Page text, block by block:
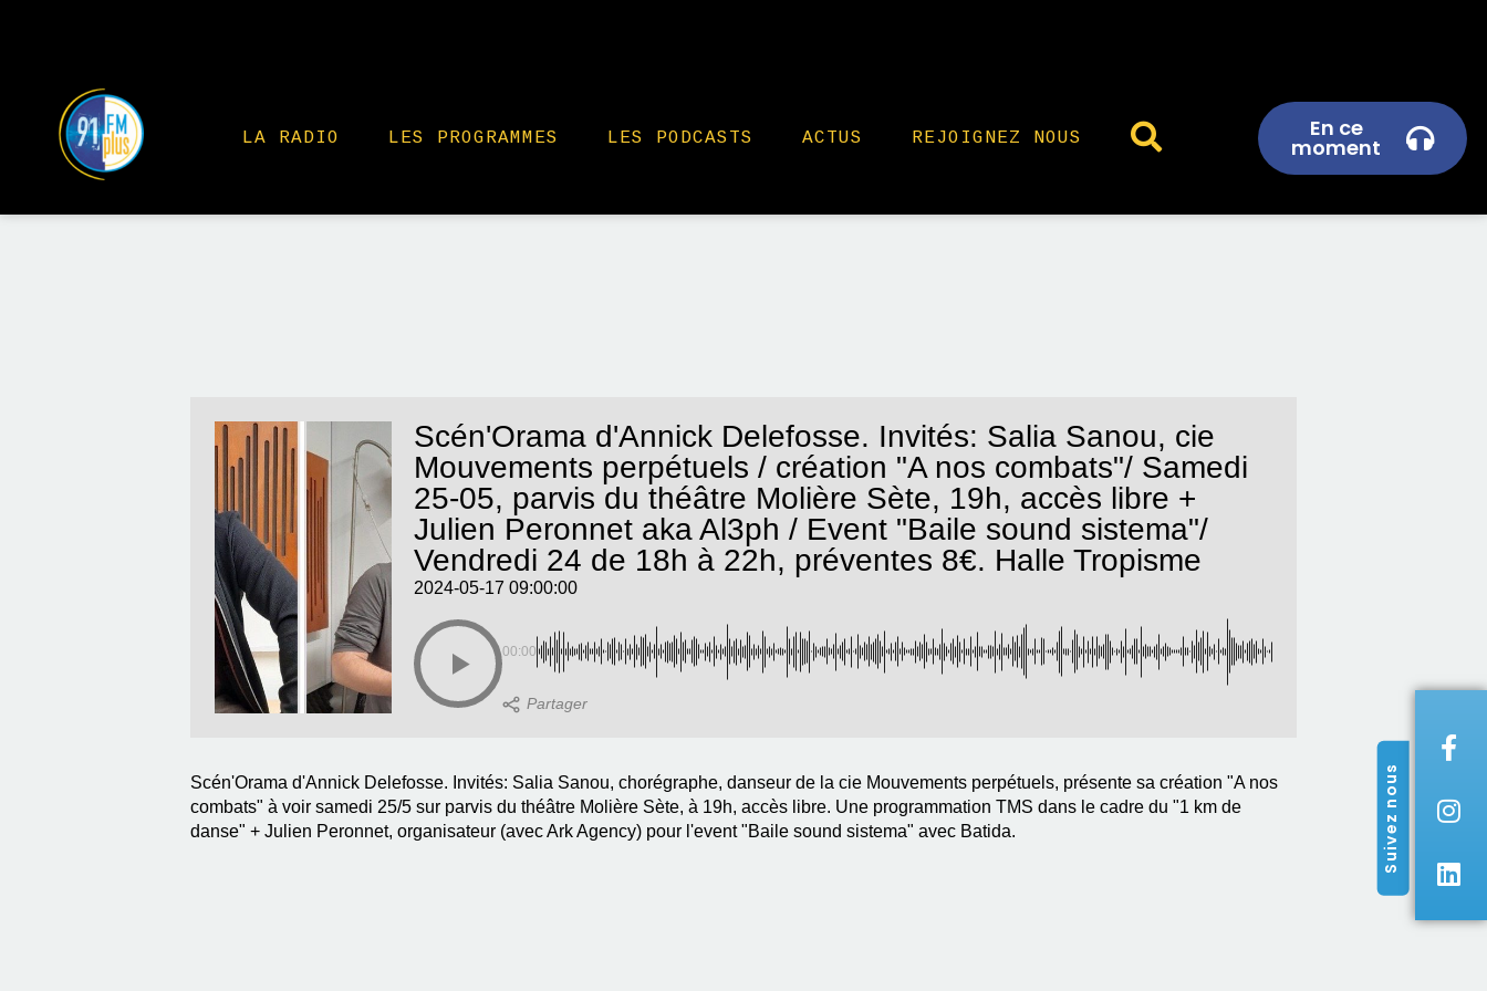
LA RADIO LES PROGRAMMES LES PODCASTS ACTUS REJOIGNEZ NOUS En ce
moment
Suivez nous
Scén'Orama d'Annick Delefosse. Invités: Salia Sanou, cie
Mouvements perpétuels / création "A nos combats"/ Samedi
25-05, parvis du théâtre Molière Sète, 19h, accès libre +
Julien Peronnet aka Al3ph / Event "Baile sound sistema"/
Vendredi 24 de 18h à 22h, préventes 8€. Halle Tropisme
2024-05-17 09:00:00
00:00
Scén'Orama d'Annick Delefosse. Invités: Salia Sanou, chorégraphe, danseur de la cie Mouvements perpétuels, présente sa création "A nos
combats" à voir samedi 25/5 sur parvis du théâtre Molière Sète, à 19h, accès libre. Une programmation TMS dans le cadre du "1 km de
danse" + Julien Peronnet, organisateur (avec Ark Agency) pour l'event "Baile sound sistema" avec Batida.